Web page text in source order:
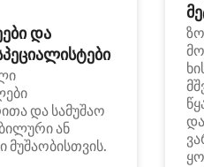
და
და სამუშაო
ან
მუშაობისთვის.